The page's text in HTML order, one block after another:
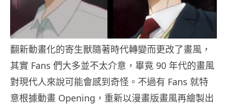
翻新動畫化的寄生獸隨著時代轉變而更改了畫風，
其實 Fans 們大多並不太介意，畢竟 90 年代的畫風
對現代人來說可能會感到奇怪。不過有 Fans 就特
意根據動畫 Opening，重新以漫畫版畫風再繪製出